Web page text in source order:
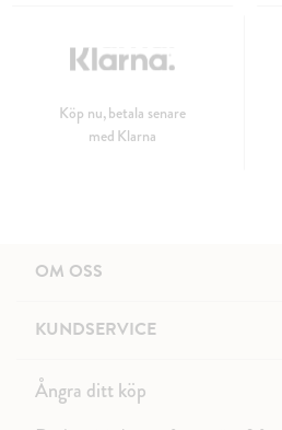
Köp nu, betala senare
med Klarna
OM OSS
KUNDSERVICE
Ångra ditt köp